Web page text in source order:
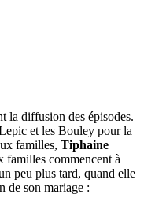
la diffusion des épisodes.
et les Bouley pour la
familles, Tiphaine
familles commencent à
peu plus tard, quand elle
de son mariage :